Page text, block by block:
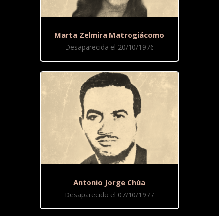
Marta Zelmira Matrogiácomo
Desaparecida el 20/10/1976
Antonio Jorge Chúa
Desaparecido el 07/10/1977